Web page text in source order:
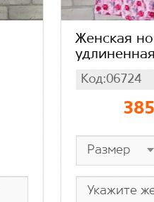
в
Женская
рукавом
Код:06724